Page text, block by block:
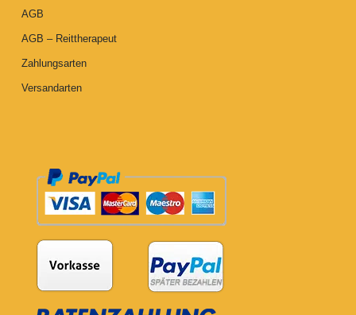
AGB
AGB – Reittherapeut
Zahlungsarten
Versandarten